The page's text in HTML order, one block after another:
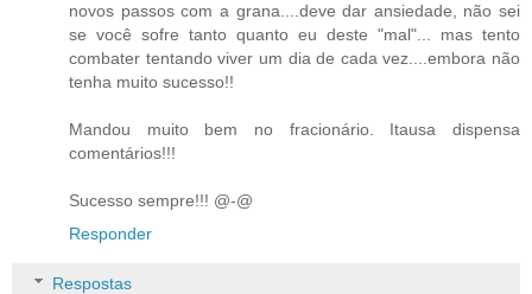
novos passos com a grana....deve dar ansiedade, não sei
se você sofre tanto quanto eu deste "mal"... mas tento
combater tentando viver um dia de cada vez....embora não
tenha muito sucesso!!
Mandou muito bem no fracionário. Itausa dispensa
comentários!!!
Sucesso sempre!!! @-@
Responder
Respostas